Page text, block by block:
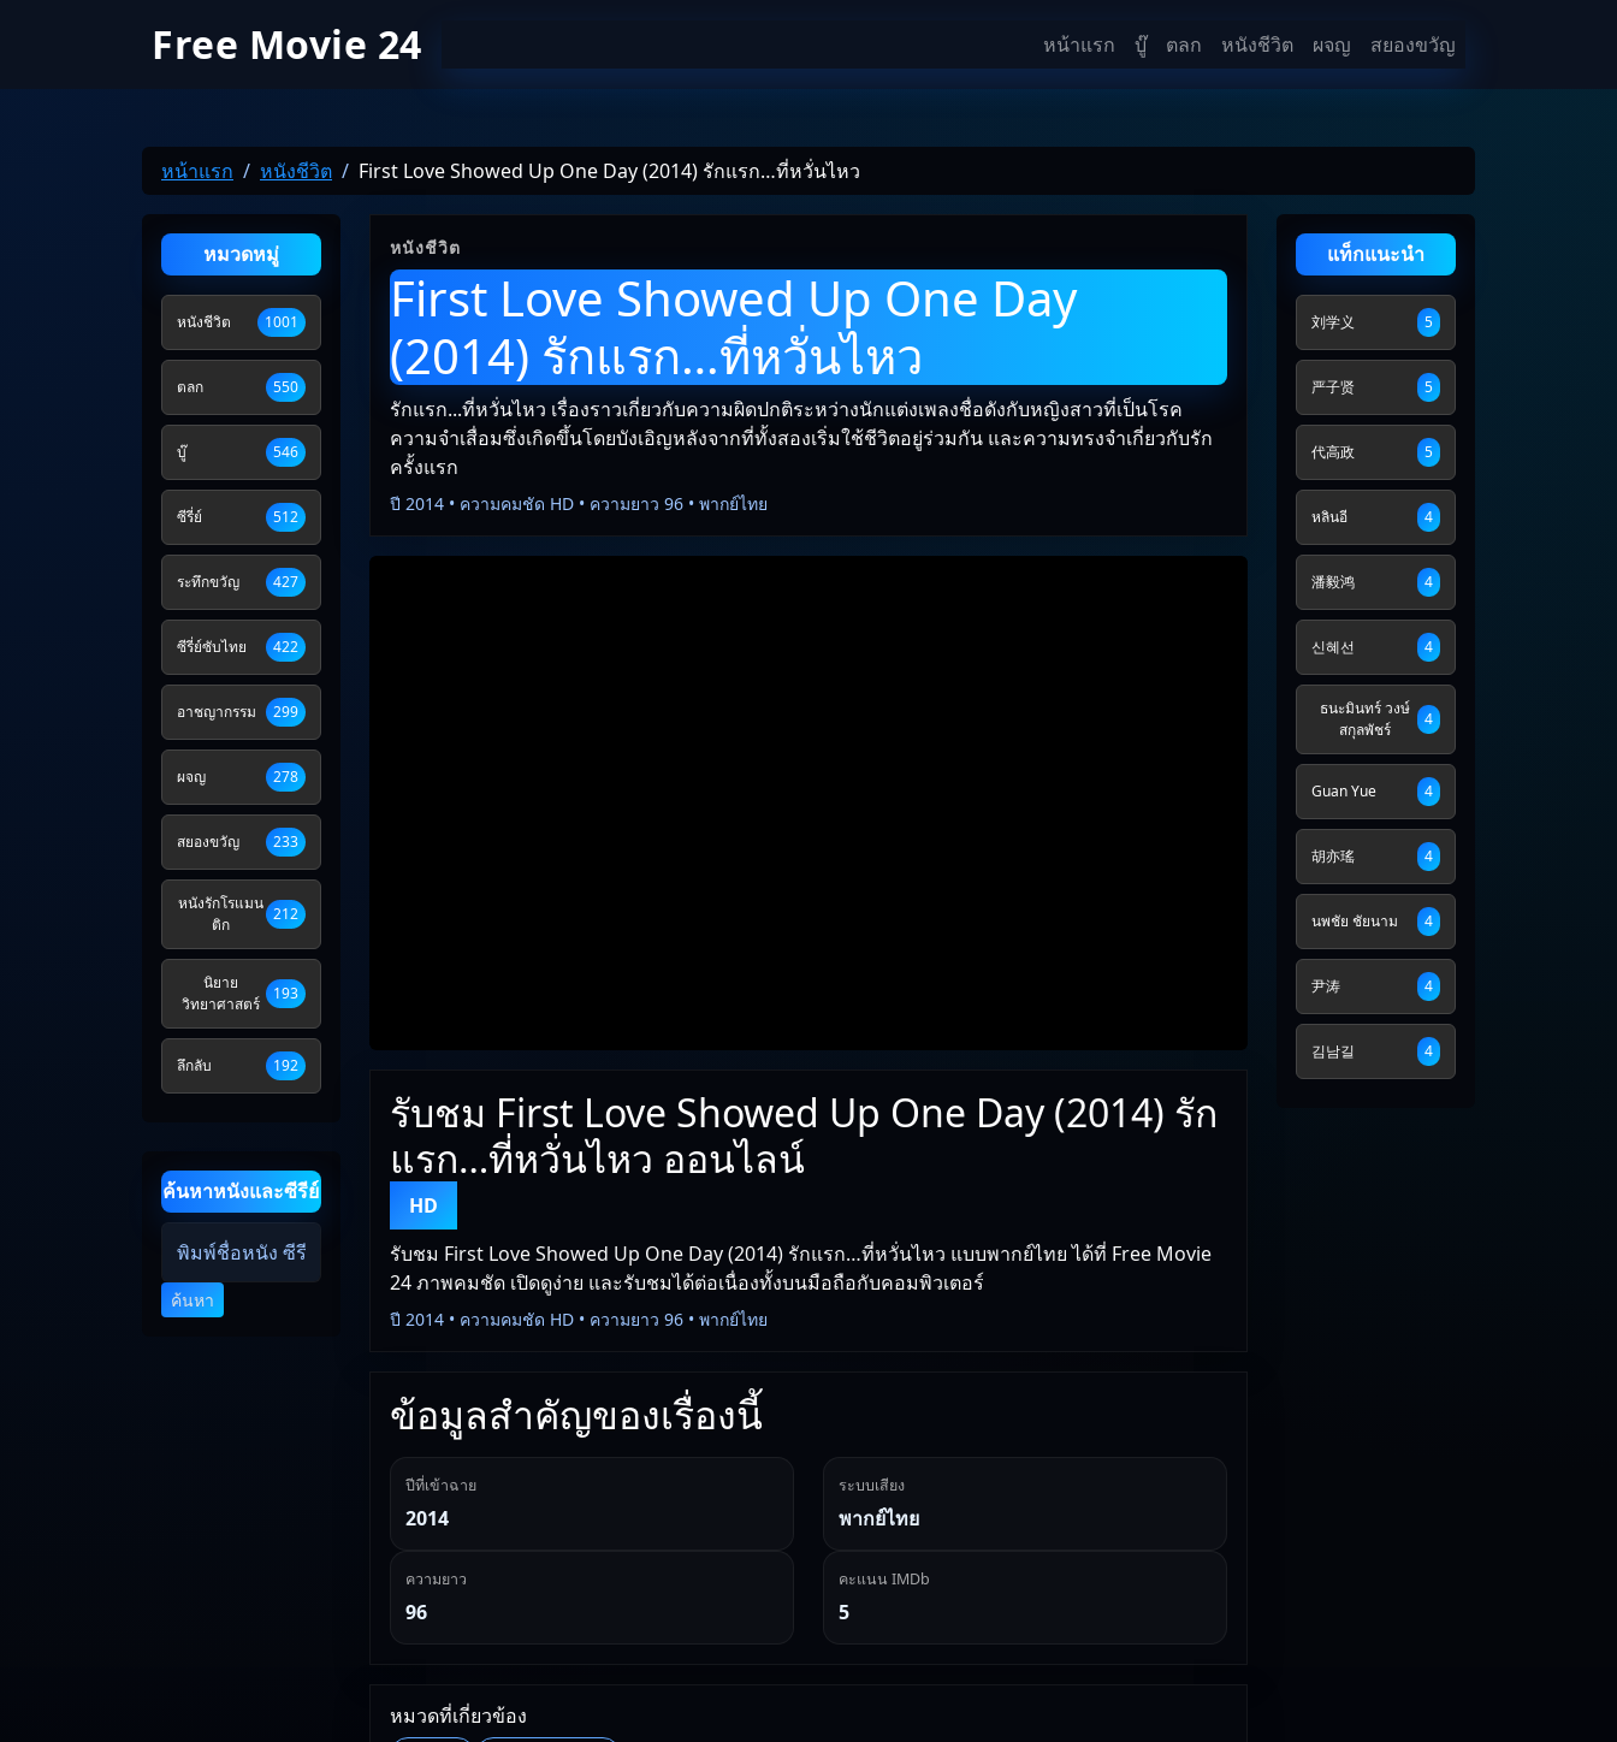
Free Movie 24 หน้าแรก บู๊ ตลก หนังชีวิต ผจญ สยองขวัญ
หน้าแรก หนังชีวิต First Love Showed Up One Day (2014) รักแรก…ที่หวั่นไหว
หมวดหมู่
หนังชีวิต 1001
ตลก 550
บู๊ 546
ซีรี่ย์ 512
ระทึกขวัญ 427
ซีรี่ย์ซับไทย 422
อาชญากรรม 299
ผจญ 278
สยองขวัญ 233
หนังรักโรแมน
ติก
212
นิยาย
วิทยาศาสตร์
193
ลึกลับ 192
ค้นหาหนังและซีรีย์
ค้นหา
หนังชีวิต
First Love Showed Up One Day
(2014) รักแรก…ที่หวั่นไหว
รักแรก...ที่หวั่นไหว เรื่องราวเกี่ยวกับความผิดปกติระหว่างนักแต่งเพลงชื่อดังกับหญิงสาวที่เป็นโรค
ความจำเสื่อมซึ่งเกิดขึ้นโดยบังเอิญหลังจากที่ทั้งสองเริ่มใช้ชีวิตอยู่ร่วมกัน และความทรงจำเกี่ยวกับรัก
ครั้งแรก
ปี 2014 • ความคมชัด HD • ความยาว 96 • พากย์ไทย
รับชม First Love Showed Up One Day (2014) รัก
แรก…ที่หวั่นไหว ออนไลน์
HD
รับชม First Love Showed Up One Day (2014) รักแรก…ที่หวั่นไหว แบบพากย์ไทย ได้ที่ Free Movie
24 ภาพคมชัด เปิดดูง่าย และรับชมได้ต่อเนื่องทั้งบนมือถือกับคอมพิวเตอร์
ปี 2014 • ความคมชัด HD • ความยาว 96 • พากย์ไทย
ข้อมูลสำคัญของเรื่องนี้
ปีที่เข้าฉาย
2014
ระบบเสียง
พากย์ไทย
ความยาว
96
คะแนน IMDb
5
หมวดที่เกี่ยวข้อง
แท็กแนะนำ
刘学义 5
严子贤 5
代高政 5
หลินอี 4
潘毅鸿 4
신혜선 4
ธนะมินทร์ วงษ์
สกุลพัชร์
4
Guan Yue 4
胡亦瑤 4
นพชัย ชัยนาม 4
尹涛 4
김남길 4